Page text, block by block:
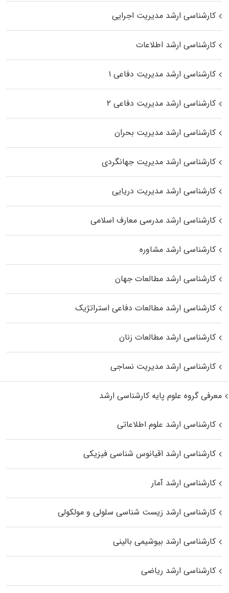
کارشناسی ارشد مدیریت اجرایی
کارشناسی ارشد اطلاعات
کارشناسی ارشد مدیریت دفاعی ۱
کارشناسی ارشد مدیریت دفاعی ۲
کارشناسی ارشد مدیریت بحران
کارشناسی ارشد مدیریت جهانگردی
کارشناسی ارشد مدیریت دریایی
کارشناسی ارشد مدرسی معارف اسلامی
کارشناسی ارشد مشاوره
کارشناسی ارشد مطالعات جهان
کارشناسی ارشد مطالعات دفاعی استراتژیک
کارشناسی ارشد مطالعات زنان
کارشناسی ارشد مدیریت نساجی
معرفی گروه علوم پایه کارشناسی ارشد
کارشناسی ارشد علوم اطلاعاتی
کارشناسی ارشد اقیانوس‌ شناسی فیزیکی
کارشناسی ارشد آمار
کارشناسی ارشد زیست شناسی سلولی و مولکولی
کارشناسی ارشد بیوشیمی بالینی
کارشناسی ارشد ریاضی